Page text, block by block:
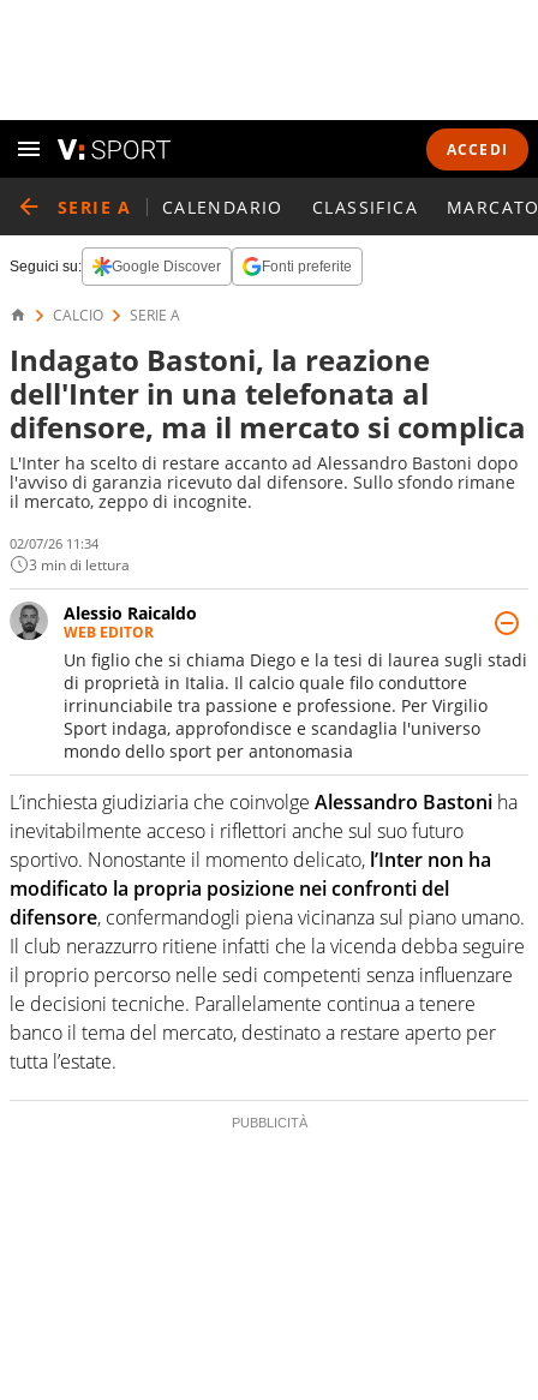
ACCEDI
SERIE A CALENDARIO CLASSIFICA
Seguici su: Google Discover Fonti preferite
CALCIO SERIE A
Indagato Bastoni, la reazione
dell'Inter in una telefonata al
difensore, ma il mercato si complica
L'Inter ha scelto di restare accanto ad Alessandro Bastoni dopo
l'avviso di garanzia ricevuto dal difensore. Sullo sfondo rimane
il mercato, zeppo di incognite.
02/07/26 11:34
3 min di lettura
Alessio Raicaldo
WEB EDITOR
Un figlio che si chiama Diego e la tesi di laurea sugli stadi
di proprietà in Italia. Il calcio quale filo conduttore
irrinunciabile tra passione e professione. Per Virgilio
Sport indaga, approfondisce e scandaglia l'universo
mondo dello sport per antonomasia
L’inchiesta giudiziaria che coinvolge Alessandro Bastoni ha
inevitabilmente acceso i riflettori anche sul suo futuro
sportivo. Nonostante il momento delicato, l’Inter non ha
modificato la propria posizione nei confronti del
difensore, confermandogli piena vicinanza sul piano umano.
Il club nerazzurro ritiene infatti che la vicenda debba seguire
il proprio percorso nelle sedi competenti senza influenzare
le decisioni tecniche. Parallelamente continua a tenere
banco il tema del mercato, destinato a restare aperto per
tutta l’estate.